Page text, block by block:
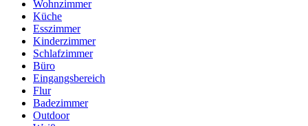
Wohnzimmer
Küche
Esszimmer
Kinderzimmer
Schlafzimmer
Büro
Eingangsbereich
Flur
Badezimmer
Outdoor